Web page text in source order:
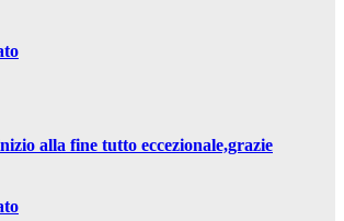
alla fine tutto eccezionale,grazie